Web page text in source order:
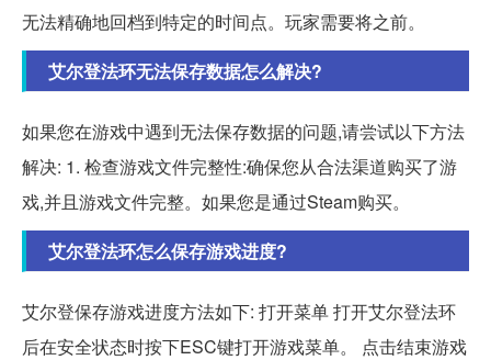
无法精确地回档到特定的时间点。玩家需要将之前。
艾尔登法环无法保存数据怎么解决?
如果您在游戏中遇到无法保存数据的问题,请尝试以下方法
解决: 1. 检查游戏文件完整性:确保您从合法渠道购买了游
戏,并且游戏文件完整。如果您是通过Steam购买。
艾尔登法环怎么保存游戏进度?
艾尔登保存游戏进度方法如下: 打开菜单 打开艾尔登法环
后在安全状态时按下ESC键打开游戏菜单。 点击结束游戏